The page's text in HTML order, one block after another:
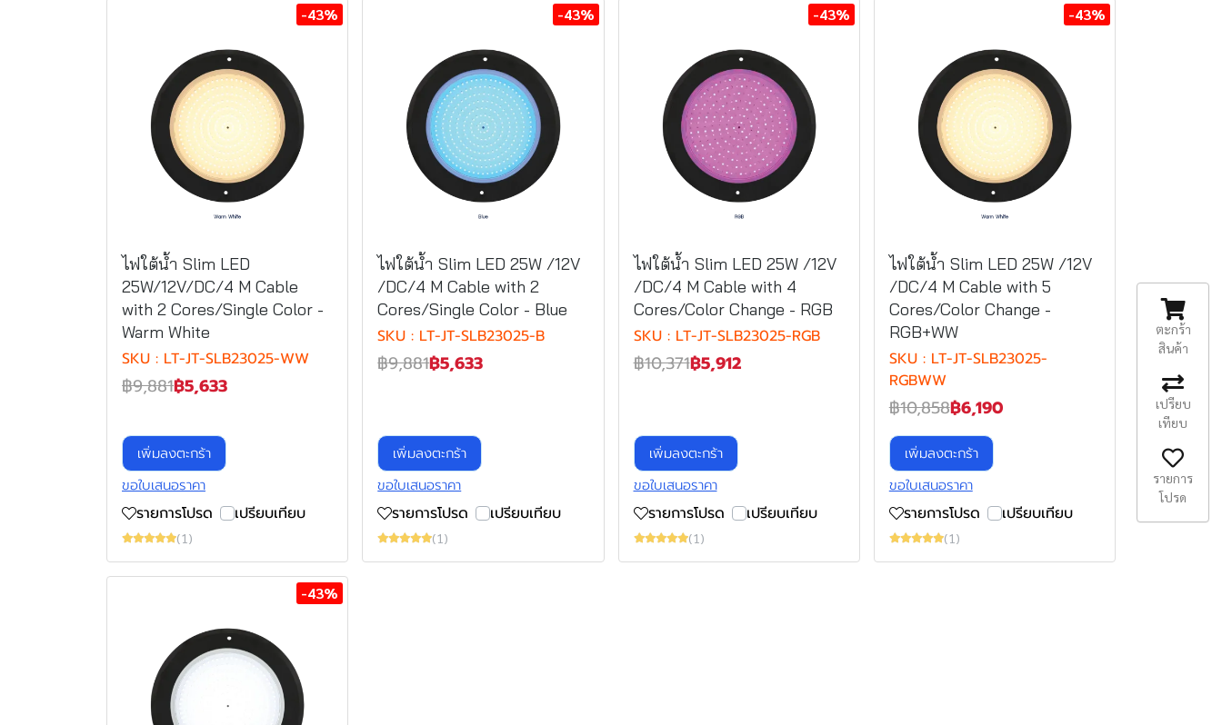
-43%
ไฟใต้น้ำ Slim LED
25W/12V/DC/4 M Cable
with 2 Cores/Single Color -
Warm White
SKU : LT-JT-SLB23025-WW
฿9,881฿5,633
เพิ่มลงตะกร้า
ขอใบเสนอราคา
รายการโปรด เปรียบเทียบ
(1)
-43%
ไฟใต้น้ำ Slim LED 25W /12V
/DC/4 M Cable with 2
Cores/Single Color - Blue
SKU : LT-JT-SLB23025-B
฿9,881฿5,633
เพิ่มลงตะกร้า
ขอใบเสนอราคา
รายการโปรด เปรียบเทียบ
(1)
-43%
ไฟใต้น้ำ Slim LED 25W /12V
/DC/4 M Cable with 4
Cores/Color Change - RGB
SKU : LT-JT-SLB23025-RGB
฿10,371฿5,912
เพิ่มลงตะกร้า
ขอใบเสนอราคา
รายการโปรด เปรียบเทียบ
(1)
-43%
ไฟใต้น้ำ Slim LED 25W /12V
/DC/4 M Cable with 5
Cores/Color Change -
RGB+WW
SKU : LT-JT-SLB23025-
RGBWW
฿10,858฿6,190
เพิ่มลงตะกร้า
ขอใบเสนอราคา
รายการโปรด เปรียบเทียบ
(1)
-43%
ตะกร้า
สินค้า
เปรียบ
เทียบ
รายการ
โปรด